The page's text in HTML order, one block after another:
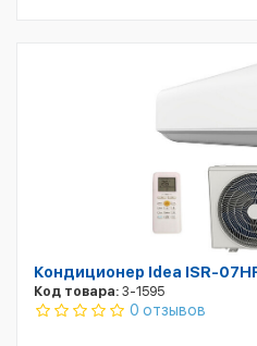
Кондиционер Idea ISR-
Код товара: 3-1595
0 отзывов